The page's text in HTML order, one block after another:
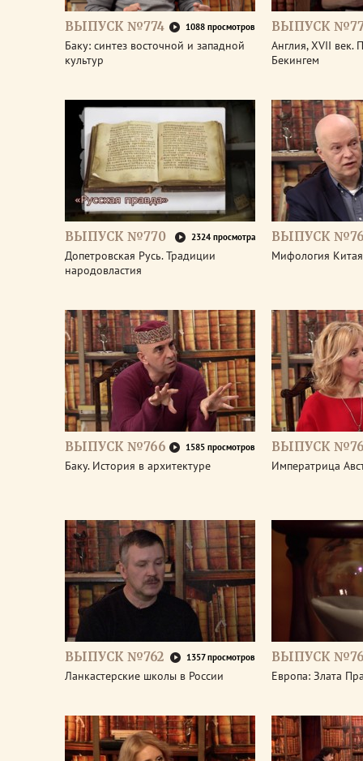
ВЫПУСК №774 1088 просмотров
Баку: синтез восточной и западной
культур
ВЫПУСК
Англия, XVII век.
Бекингем
ВЫПУСК №770 2324 просмотра
Допетровская Русь. Традиции
народовластия
ВЫПУСК
Мифология Китая
ВЫПУСК №766 1585 просмотров
Баку. История в архитектуре
ВЫПУСК
Императрица
ВЫПУСК №762 1357 просмотров
Ланкастерские школы в России
ВЫПУСК
Европа: Злата